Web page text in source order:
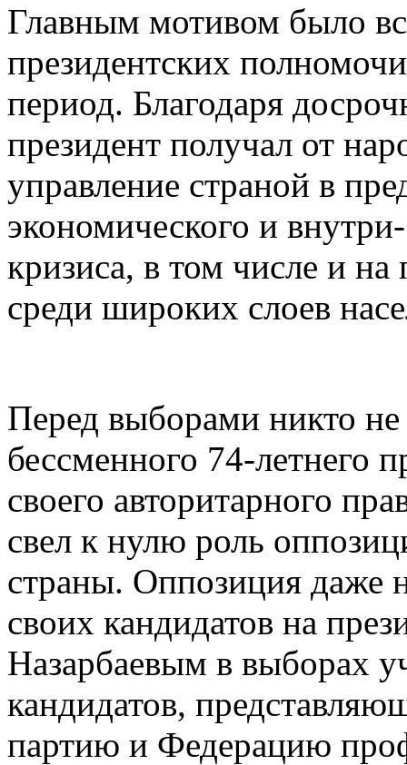
Главным мотивом было
президентских
период. Благодаря
президент получал от
управление страной в
экономического и
кризиса, в том числе и
среди широких слоев
Перед выборами никто не
бессменного 74-летнего
своего авторитарного
свел к нулю роль
страны. Оппозиция даже
своих кандидатов на
Назарбаевым в выборах
кандидатов,
партию и Федерацию